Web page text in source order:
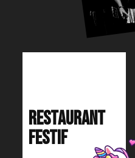
RESTAURANT
FESTIF